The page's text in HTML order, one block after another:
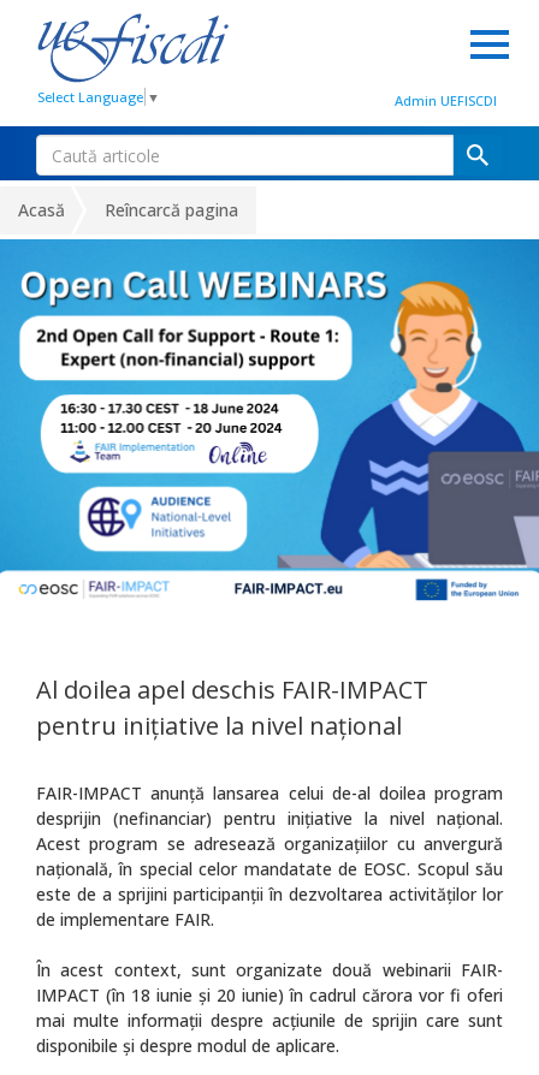
Select Language ▼ Admin UEFISCDI
Acasă Reîncarcă pagina
Al doilea apel deschis FAIR-IMPACT
pentru inițiative la nivel național
FAIR-IMPACT anunță lansarea celui de-al doilea program
desprijin (nefinanciar) pentru inițiative la nivel național.
Acest program se adresează organizațiilor cu anvergură
națională, în special celor mandatate de EOSC. Scopul său
este de a sprijini participanții în dezvoltarea activităților lor
de implementare FAIR.
În acest context, sunt organizate două webinarii FAIR-
IMPACT (în 18 iunie și 20 iunie) în cadrul cărora vor fi oferi
mai multe informații despre acțiunile de sprijin care sunt
disponibile și despre modul de aplicare.